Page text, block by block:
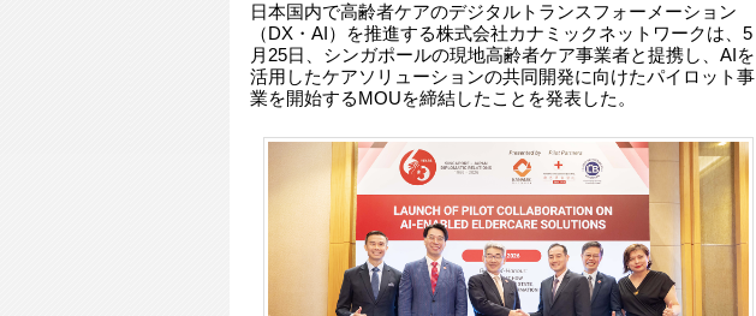
日本国内で高齢者ケアのデジタルトランスフォーメーション
（DX・AI）を推進する株式会社カナミックネットワークは、5
月25日、シンガポールの現地高齢者ケア事業者と提携し、AIを
活用したケアソリューションの共同開発に向けたパイロット事
業を開始するMOUを締結したことを発表した。